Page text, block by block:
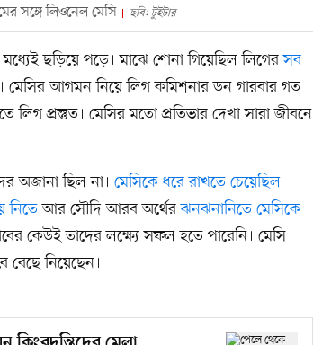
সঙ্গে লিওনেল মেসি ছবি: টুইটার
ছড়িয়ে পড়ে। মাঝে শোনা গিয়েছিল লিগেরসব
। মেসির আগমন নিয়ে লিগ কমিশনার ডন গারবার গত
লিগ প্রস্তুত। মেসির মতো প্রতিভার দেখা সারা জীবনে
অজানা ছিল না। মেসিকে ধরে রাখতে চেয়েছিল
নিতেআর সৌদি আরব অর্থেরঝনঝনানিতে মেসিকে
কেউই তাদের লক্ষ্যে সফল হতে পারেনি। মেসি
বেছে নিয়েছেন।